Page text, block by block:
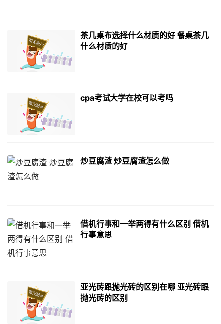
茶几桌布选择什么材质的好 餐桌茶几
什么材质的好
cpa考试大学在校可以考吗
炒豆腐渣 炒豆腐渣怎么做
借机行事和一举两得有什么区别 借机
行事意思
亚光砖跟抛光砖的区别在哪 亚光砖跟
抛光砖的区别